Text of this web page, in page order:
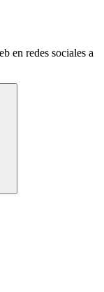
en redes sociales a